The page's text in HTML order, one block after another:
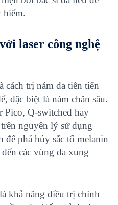
hiểm.
laser công nghệ
cách trị nám da tiên tiến
đặc biệt là nám chân sâu.
Pico, Q-switched hay
nguyên lý sử dụng
để phá hủy sắc tố melanin
các vùng da xung
khả năng điều trị chính